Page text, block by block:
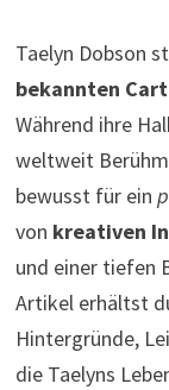
Taelyn Dobson
bekannten
Während ihre
weltweit
bewusst für ein
von kreativen
und einer tiefen
Artikel erhältst
Hintergründe,
die Taelyns